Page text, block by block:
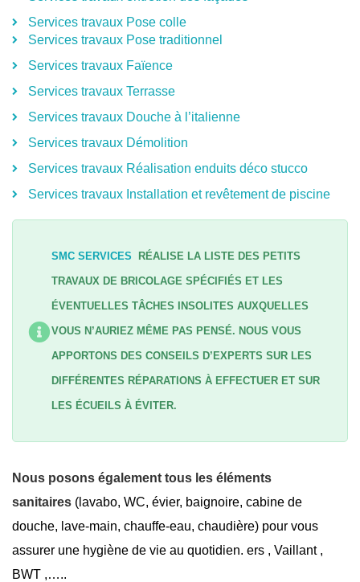
Services travaux Pose colle
Services travaux Pose traditionnel
Services travaux Faïence
Services travaux Terrasse
Services travaux Douche à l’italienne
Services travaux Démolition
Services travaux Réalisation enduits déco stucco
Services travaux Installation et revêtement de piscine
SMC SERVICES RÉALISE LA LISTE DES PETITS
TRAVAUX DE BRICOLAGE SPÉCIFIÉS ET LES
ÉVENTUELLES TÂCHES INSOLITES AUXQUELLES
VOUS N’AURIEZ MÊME PAS PENSÉ. NOUS VOUS
APPORTONS DES CONSEILS D’EXPERTS SUR LES
DIFFÉRENTES RÉPARATIONS À EFFECTUER ET SUR
LES ÉCUEILS À ÉVITER.
Nous posons également tous les éléments
sanitaires (lavabo, WC, évier, baignoire, cabine de
douche, lave-main, chauffe-eau, chaudière) pour vous
assurer une hygiène de vie au quotidien. ers , Vaillant ,
BWT ,…..